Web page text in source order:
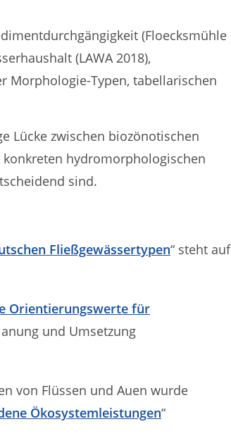
(Floecksmühle
(LAWA 2018),
Morphologie-Typen, tabellarischen
Lücke zwischen biozönotischen
konkreten hydromorphologischen
sind.
Fließgewässertypen“ steht auf
Orientierungswerte für
und Umsetzung
von Flüssen und Auen wurde
Ökosystemleistungen“